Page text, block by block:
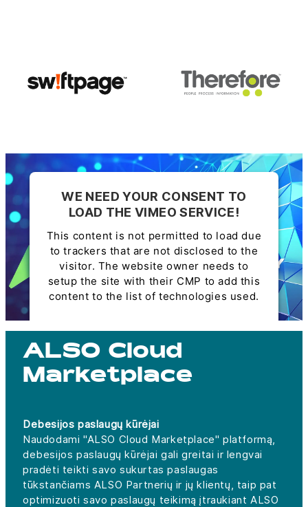
WE NEED YOUR CONSENT TO
LOAD THE VIMEO SERVICE!
This content is not permitted to load due
to trackers that are not disclosed to the
visitor. The website owner needs to
setup the site with their CMP to add this
content to the list of technologies used.
ALSO Cloud
Marketplace
Debesijos paslaugų kūrėjai
Naudodami "ALSO Cloud Marketplace" platformą,
debesijos paslaugų kūrėjai gali greitai ir lengvai
pradėti teikti savo sukurtas paslaugas
tūkstančiams ALSO Partnerių ir jų klientų, taip pat
optimizuoti savo paslaugų teikimą įtraukiant ALSO